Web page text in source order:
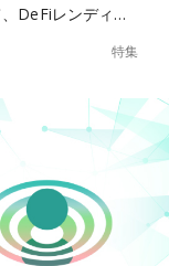
DeFiレンディ…
特集